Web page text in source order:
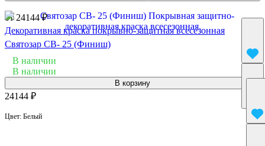
от 24144 ₽
Декоративная краска покрывно-защитная всесезонная
Святозар СВ- 25 (Финиш)
В наличии
В наличии
В корзину
24144 ₽
Цвет: Белый